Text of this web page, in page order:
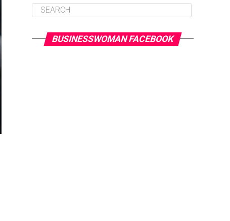
BUSINESSWOMAN FACEBOOK